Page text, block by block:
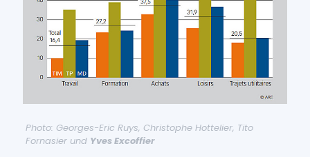
Photo: Georges-Eric Ruys, Christophe Hottelier, Tito
Fornasier und Yves Excoffier